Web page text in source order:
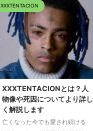
XXXTENTACION
XXXTENTACIONとは？人
物像や死因についてより詳し
く解説します
亡くなった今でも愛され続ける